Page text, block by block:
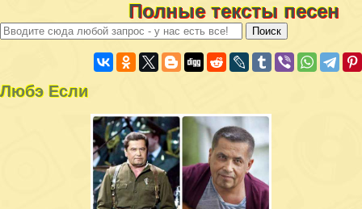
Полные тексты песен
Любэ Если